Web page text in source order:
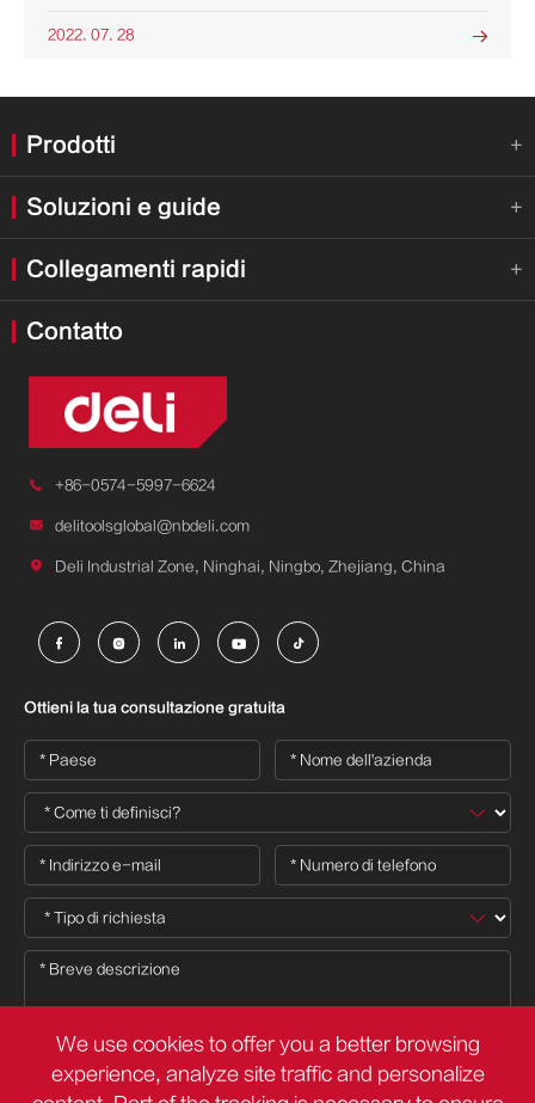
2022. 07. 28 
Prodotti 
Soluzioni e guide 
Collegamenti rapidi 
Contatto
 +86-0574-5997-6624
 delitoolsglobal@nbdeli.com
 Deli Industrial Zone, Ninghai, Ningbo, Zhejiang, China
    
Ottieni la tua consultazione gratuita
We use cookies to offer you a better browsing
experience, analyze site traffic and personalize